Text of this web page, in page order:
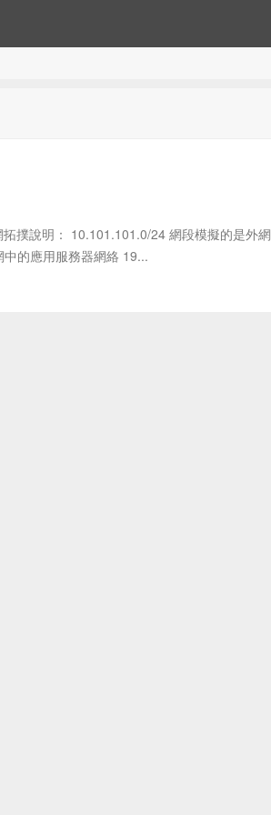
撲說明： 10.101.101.0/24 網段模擬的是外網
的應用服務器網絡 19...